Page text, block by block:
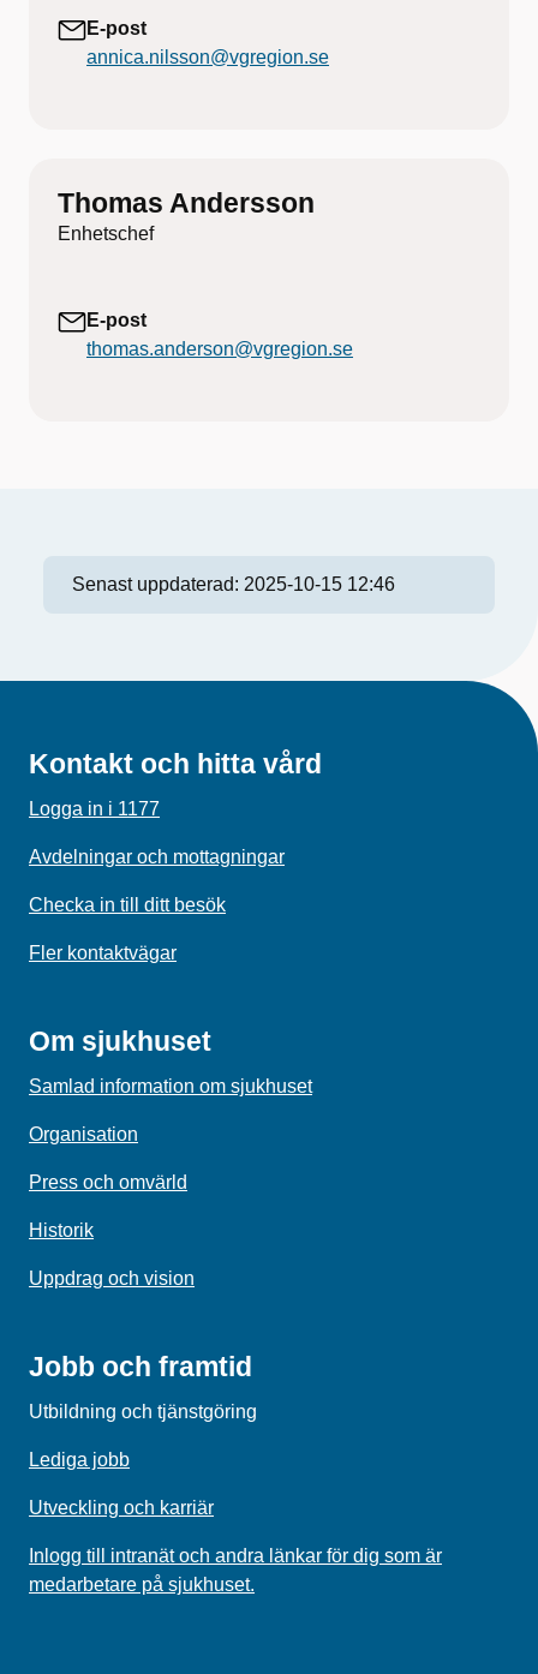
E-post
annica.nilsson@vgregion.se
Thomas Andersson
Enhetschef
E-post
thomas.anderson@vgregion.se
Senast uppdaterad: 2025-10-15 12:46
Kontakt och hitta vård
Logga in i 1177
Avdelningar och mottagningar
Checka in till ditt besök
Fler kontaktvägar
Om sjukhuset
Samlad information om sjukhuset
Organisation
Press och omvärld
Historik
Uppdrag och vision
Jobb och framtid
Utbildning och tjänstgöring
Lediga jobb
Utveckling och karriär
Inlogg till intranät och andra länkar för dig som är
medarbetare på sjukhuset.